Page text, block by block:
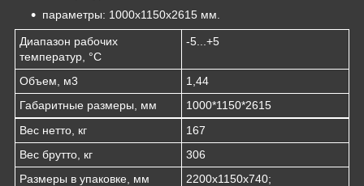
параметры: 1000х1150х2615 мм.
Диапазон рабочих
температур, °C
-5...+5
Объем, м3
1,44
Габаритные размеры, мм
1000*1150*2615
Вес нетто, кг
167
Вес брутто, кг
306
Размеры в упаковке, мм
2200х1150х740;